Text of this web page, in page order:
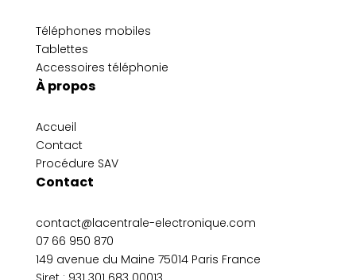
Téléphones mobiles
Tablettes
Accessoires téléphonie
À propos
Accueil
Contact
Procédure SAV
Contact
contact@lacentrale-electronique.com
07 66 950 870
149 avenue du Maine 75014 Paris France